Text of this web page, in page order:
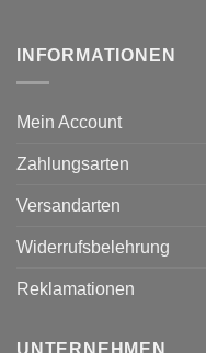
INFORMATIONEN
Mein Account
Zahlungsarten
Versandarten
Widerrufsbelehrung
Reklamationen
UNTERNEHMEN